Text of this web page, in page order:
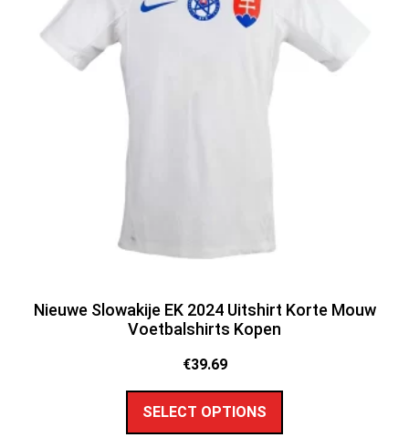
Nieuwe Slowakije EK 2024 Uitshirt Korte Mouw
Voetbalshirts Kopen
€39.69
SELECT OPTIONS